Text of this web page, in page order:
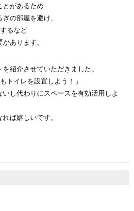
とがあるため
の部屋を避け、
るなど
あります。
紹介させていただきました。
トイレを設置しよう！」
いし代わりにスペースを有効活用しよ
ば嬉しいです。